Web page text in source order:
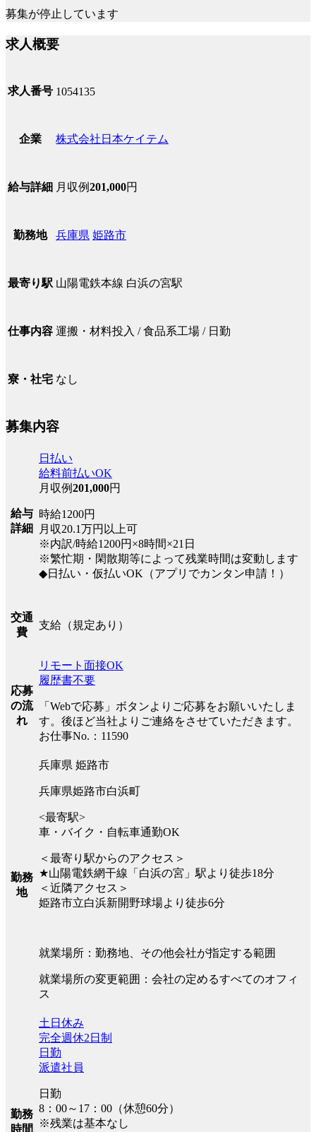
募集が停止しています
求人概要
求人番号 1054135
企業 株式会社日本ケイテム
給与詳細 月収例201,000円
勤務地 兵庫県 姫路市
最寄り駅 山陽電鉄本線 白浜の宮駅
仕事内容 運搬・材料投入 / 食品系工場 / 日勤
寮・社宅 なし
募集内容
給与
詳細
日払い
給料前払いOK
月収例201,000円
時給1200円
月収20.1万円以上可
※内訳/時給1200円×8時間×21日
※繁忙期・閑散期等によって残業時間は変動します
◆日払い・仮払いOK（アプリでカンタン申請！）
交通
費
支給（規定あり）
応募
の流
れ
リモート面接OK
履歴書不要
「Webで応募」ボタンよりご応募をお願いいたしま
す。後ほど当社よりご連絡をさせていただきます。
お仕事No.：11590
勤務
地
兵庫県 姫路市
兵庫県姫路市白浜町
<最寄駅>
車・バイク・自転車通勤OK
＜最寄り駅からのアクセス＞
★山陽電鉄網干線「白浜の宮」駅より徒歩18分
＜近隣アクセス＞
姫路市立白浜新開野球場より徒歩6分
就業場所：勤務地、その他会社が指定する範囲
就業場所の変更範囲：会社の定めるすべてのオフィ
ス
勤務
時間
土日休み
完全週休2日制
日勤
派遣社員
日勤
8：00～17：00（休憩60分）
※残業は基本なし